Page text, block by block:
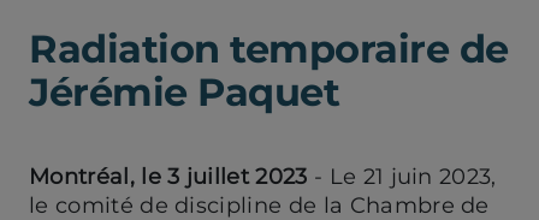
Radiation temporaire de
Jérémie Paquet
Montréal, le 3 juillet 2023 - Le 21 juin 2023,
le comité de discipline de la Chambre de